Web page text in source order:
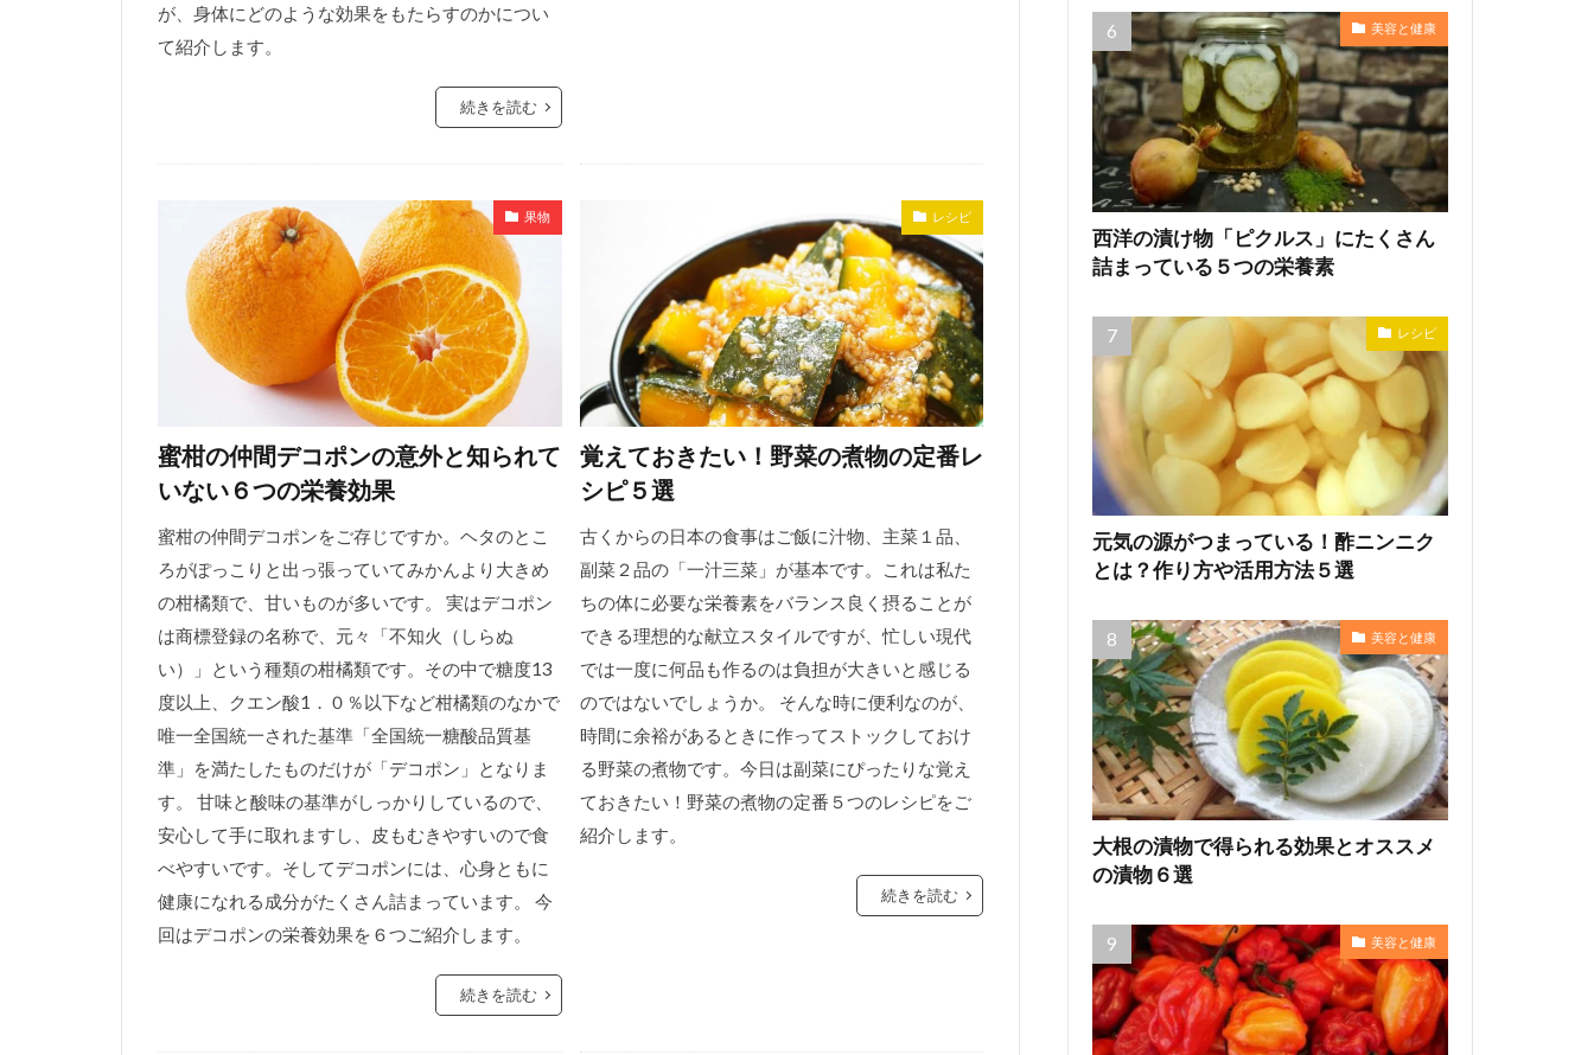
が、身体にどのような効果をもたらすのかについ
て紹介します。
続きを読む
果物
蜜柑の仲間デコポンの意外と知られて
いない６つの栄養効果
蜜柑の仲間デコポンをご存じですか。ヘタのとこ
ろがぽっこりと出っ張っていてみかんより大きめ
の柑橘類で、甘いものが多いです。 実はデコポン
は商標登録の名称で、元々「不知火（しらぬ
い）」という種類の柑橘類です。その中で糖度13
度以上、クエン酸1．０％以下など柑橘類のなかで
唯一全国統一された基準「全国統一糖酸品質基
準」を満たしたものだけが「デコポン」となりま
す。 甘味と酸味の基準がしっかりしているので、
安心して手に取れますし、皮もむきやすいので食
べやすいです。そしてデコポンには、心身ともに
健康になれる成分がたくさん詰まっています。 今
回はデコポンの栄養効果を６つご紹介します。
続きを読む
レシピ
覚えておきたい！野菜の煮物の定番レ
シピ５選
古くからの日本の食事はご飯に汁物、主菜１品、
副菜２品の「一汁三菜」が基本です。これは私た
ちの体に必要な栄養素をバランス良く摂ることが
できる理想的な献立スタイルですが、忙しい現代
では一度に何品も作るのは負担が大きいと感じる
のではないでしょうか。 そんな時に便利なのが、
時間に余裕があるときに作ってストックしておけ
る野菜の煮物です。今日は副菜にぴったりな覚え
ておきたい！野菜の煮物の定番５つのレシピをご
紹介します。
続きを読む
美容と健康
西洋の漬け物「ピクルス」にたくさん
詰まっている５つの栄養素
レシピ
元気の源がつまっている！酢ニンニク
とは？作り方や活用方法５選
美容と健康
大根の漬物で得られる効果とオススメ
の漬物６選
美容と健康